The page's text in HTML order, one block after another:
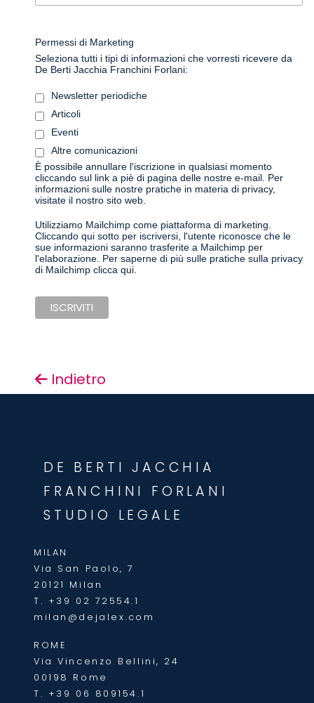
Permessi di Marketing
Seleziona tutti i tipi di informazioni che vorresti ricevere da
De Berti Jacchia Franchini Forlani:
Newsletter periodiche
Articoli
Eventi
Altre comunicazioni
È possibile annullare l'iscrizione in qualsiasi momento
cliccando sul link a piè di pagina delle nostre e-mail. Per
informazioni sulle nostre pratiche in materia di privacy,
visitate il nostro sito web.
Utilizziamo Mailchimp come piattaforma di marketing.
Cliccando qui sotto per iscriversi, l'utente riconosce che le
sue informazioni saranno trasferite a Mailchimp per
l'elaborazione. Per saperne di più sulle pratiche sulla privacy
di Mailchimp clicca qui.
Indietro
DE BERTI JACCHIA
FRANCHINI FORLANI
STUDIO LEGALE
MILAN
Via San Paolo, 7
20121 Milan
T. +39 02 72554.1
milan@dejalex.com
ROME
Via Vincenzo Bellini, 24
00198 Rome
T. +39 06 809154.1